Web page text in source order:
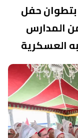
بتطوان حفل
المدارس
العسكرية